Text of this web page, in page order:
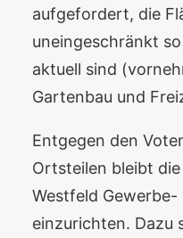
aufgefordert, die
uneingeschränkt
aktuell sind
Gartenbau und
Entgegen den
Ortsteilen bleibt
Westfeld
einzurichten. Dazu